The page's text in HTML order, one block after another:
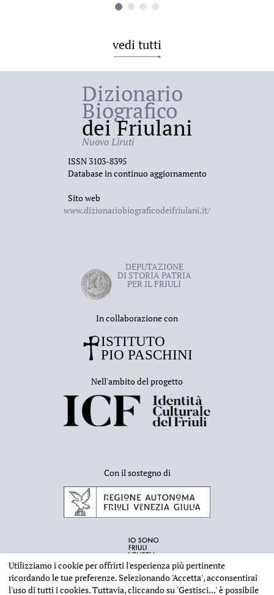
vedi tutti
Dizionario
Biografico
dei Friulani
Nuovo Liruti
ISSN 3103-8395
Database in continuo aggiornamento
Sito web
www.dizionariobiograficodeifriulani.it/
DEPUTAZIONE
DI STORIA PATRIA
PER IL FRIULI
In collaborazione con
Nell'ambito del progetto
Con il sostegno di
Utilizziamo i cookie per offrirti l'esperienza più pertinente
ricordando le tue preferenze. Selezionando 'Accetta', acconsentirai
l'uso di tutti i cookies. Tuttavia, cliccando su 'Gestisci...'è possibile